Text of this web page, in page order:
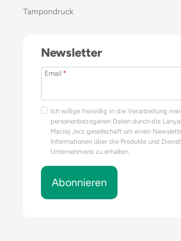
Tampondruck
Newsletter
Email *
Ich willige freiwillig in die Verarbeitung
personenbezogenen Daten durch die
Maciej Jerz gesellschaft um einen
Informationen über die Produkte und
Unternehmens zu erhalten.
Abonnieren